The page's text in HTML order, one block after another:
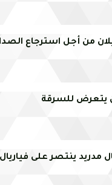
من أجل استرجاع
يتعرض للسرقة
مدريد ينتصر على فياريال